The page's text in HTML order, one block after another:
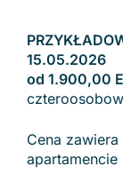
15.05.2026
od 1.900,00
Cena